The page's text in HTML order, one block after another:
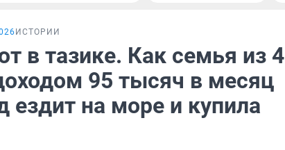
ИСТОРИИ
в тазике. Как семья из 4
95 тысяч в месяц
ездит на море и купила